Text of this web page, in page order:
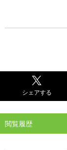
シェアする
閲覧履歴